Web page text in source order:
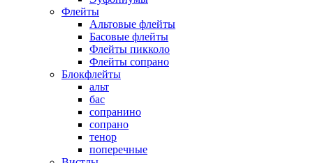
Флейты
Альтовые флейты
Басовые флейты
Флейты пикколо
Флейты сопрано
Блокфлейты
альт
бас
сопранино
сопрано
тенор
поперечные